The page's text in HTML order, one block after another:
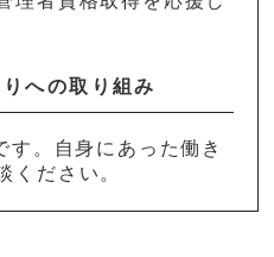
への取り組み
。自身にあった働き
ください。